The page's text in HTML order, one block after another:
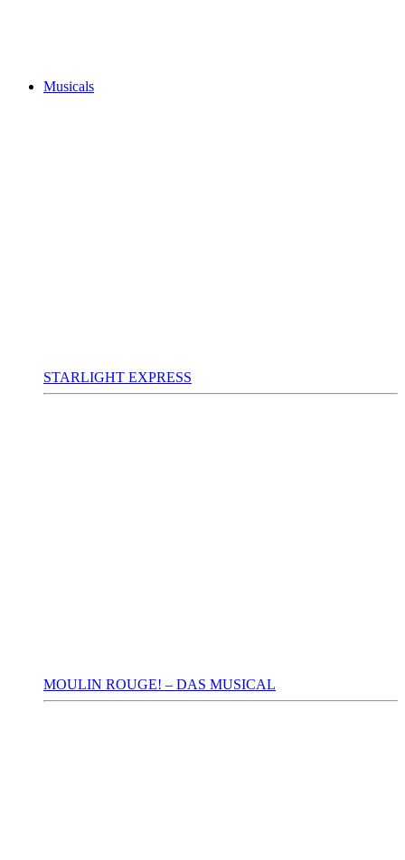
Musicals
STARLIGHT EXPRESS
MOULIN ROUGE! – DAS MUSICAL